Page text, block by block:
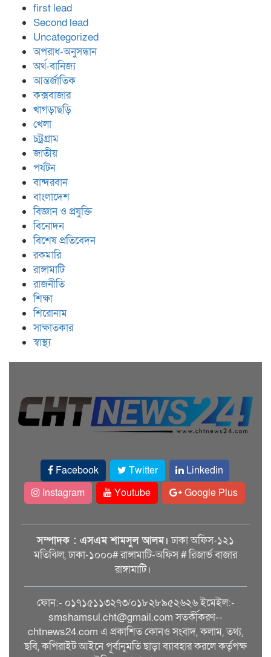
first lead
Second lead
Uncategorized
অপরাধ-অনুসন্ধান
অর্থ-বানিজ্য
আন্তর্জাতিক
কক্সবাজার
খাগড়াছড়ি
খেলা
চট্রগ্রাম
জাতীয়
পর্যটন
বান্দরবান
বাংলাদেশ
বিজ্ঞান ও প্রযুক্তি
বিনোদন
বিশেষ প্রতিবেদন
রকমারি
রাঙ্গামাটি
রাজনীতি
শিক্ষা
শিরোনাম
সাক্ষাতকার
স্বাস্থ্য
Facebook Twitter
Linkedin
Instagram
Youtube Google Plus
সম্পাদক : এসএম শামসুল আলম। ঢাকা অফিস-১২১
মতিঝিল, ঢাকা-১০০০# রাঙ্গামাটি-অফিস # রিজার্ভ বাজার
রাঙ্গামাটি।
ফোন:- ০১৭১৫১১৩২৭৩/০১৮২৮৯৫২৬২৬ ইমেইল:-
smshamsul.cht@gmail.com সতর্কীকরণ--
chtnews24.com এ প্রকাশিত কোনও সংবাদ, কলাম, তথ্য,
ছবি, কপিরাইট আইনে পূর্বানুমতি ছাড়া ব্যাবহার করলে কর্তৃপক্ষ